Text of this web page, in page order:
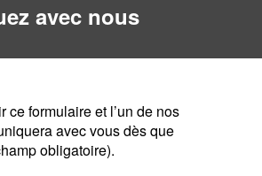
avec nous
ce formulaire et l’un de nos
avec vous dès que
obligatoire).